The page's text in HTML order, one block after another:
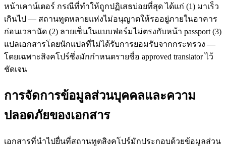
หน้าเคาน์เตอร์ กรณีที่ทำให้ถูกปฏิเสธบ่อยที่สุด ได้แก่ (1) มาเร็ว
เกินไป — สถานทูตหลายแห่งไม่อนุญาตให้รออยู่ภายในอาคาร
ก่อนเวลานัด (2) ลายเซ็นในแบบฟอร์มไม่ตรงกับหน้า passport (3)
แปลเอกสารโดยนักแปลที่ไม่ได้รับการยอมรับจากกระทรวง —
โดยเฉพาะสิงคโปร์ซึ่งมักกำหนดรายชื่อ approved translator ไว้
ชัดเจน
การจัดการข้อมูลส่วนบุคคลและความ
ปลอดภัยของเอกสาร
เอกสารที่นำไปยื่นที่สถานทูตสิงคโปร์มักประกอบด้วยข้อมูลส่วน